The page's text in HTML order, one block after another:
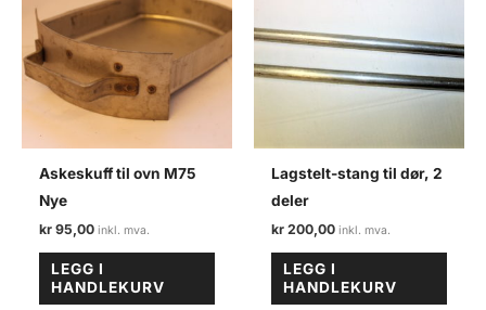
Askeskuff til ovn M75
Nye
kr 95,00
LEGG I
HANDLEKURV
Lagstelt-stang til dør, 2
deler
kr 200,00
LEGG I
HANDLEKURV